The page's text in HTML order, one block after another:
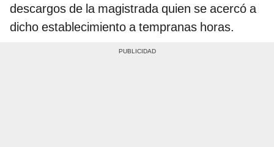
descargos de la magistrada quien se acercó a
dicho establecimiento a tempranas horas.